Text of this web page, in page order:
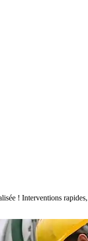
! Interventions